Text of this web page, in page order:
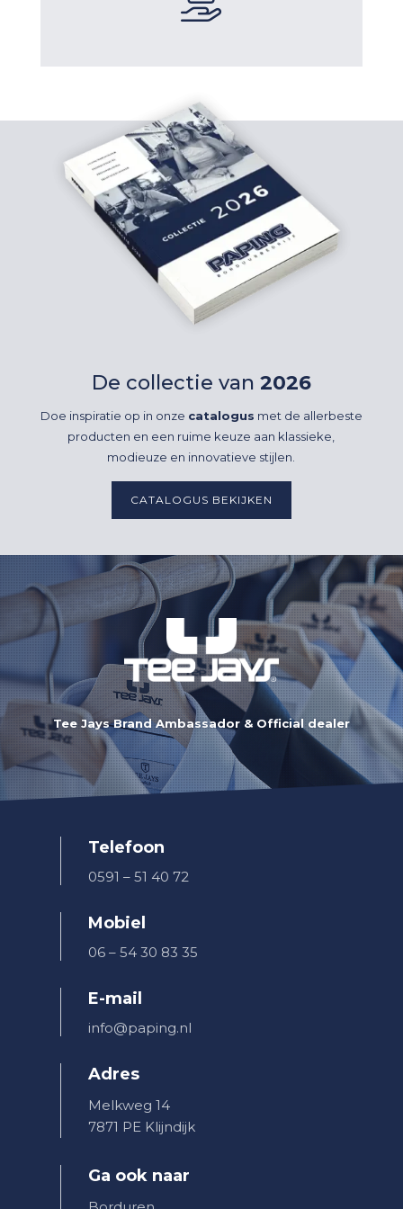
De collectie van 2026
Doe inspiratie op in onze catalogus met de allerbeste
producten en een ruime keuze aan klassieke,
modieuze en innovatieve stijlen.
CATALOGUS BEKIJKEN
Tee Jays Brand Ambassador & Official dealer
Telefoon
0591 – 51 40 72
Mobiel
06 – 54 30 83 35
E-mail
info@paping.nl
Adres
Melkweg 14
7871 PE Klijndijk
Ga ook naar